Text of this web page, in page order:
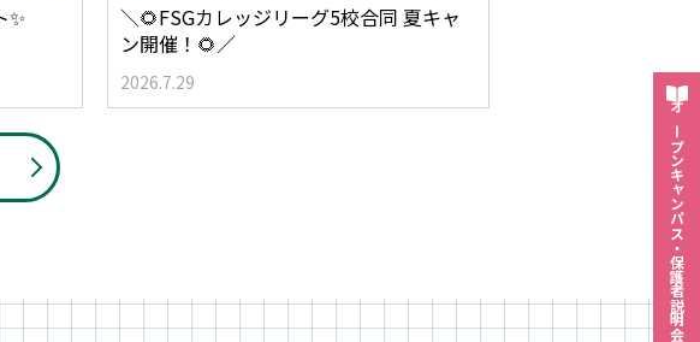
オープン
キャンパス・
保護者説明会
＼🌻FSGカレッジリーグ5校合同 夏キャ
ン開催！🌻／
2026.7.29